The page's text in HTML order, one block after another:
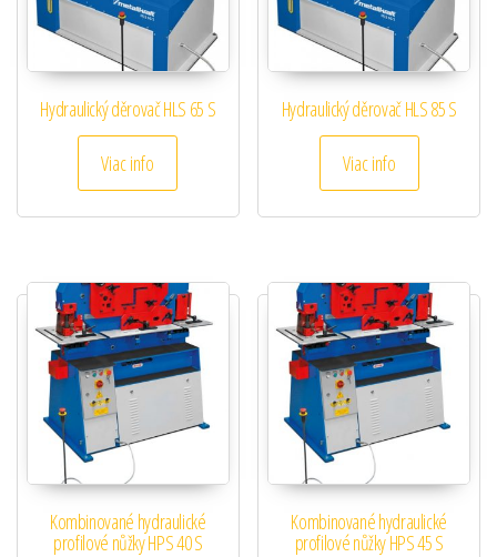
Hydraulický děrovač HLS 65 S
Viac info
Hydraulický děrovač HLS 85 S
Viac info
Kombinované hydraulické
profilové nůžky HPS 40 S
Kombinované hydraulické
profilové nůžky HPS 45 S